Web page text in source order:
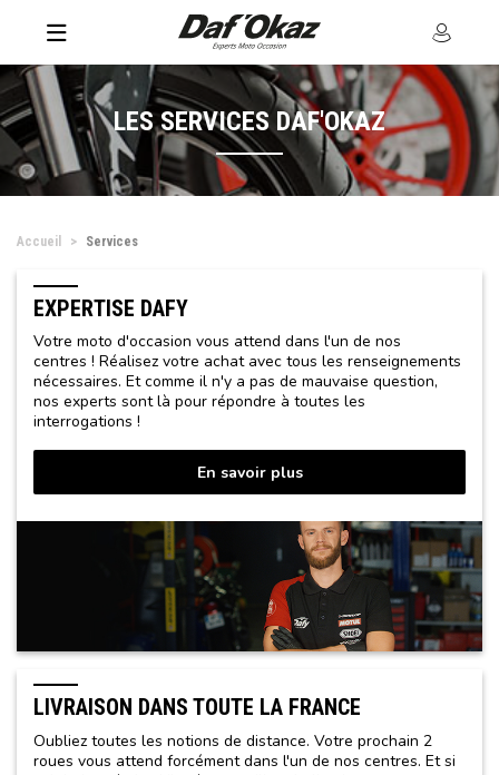
LES SERVICES DAF'OKAZ
Accueil Services
EXPERTISE DAFY
Votre moto d'occasion vous attend dans l'un de nos
centres ! Réalisez votre achat avec tous les renseignements
nécessaires. Et comme il n'y a pas de mauvaise question,
nos experts sont là pour répondre à toutes les
interrogations !
En savoir plus
LIVRAISON DANS TOUTE LA FRANCE
Oubliez toutes les notions de distance. Votre prochain 2
roues vous attend forcément dans l'un de nos centres. Et si